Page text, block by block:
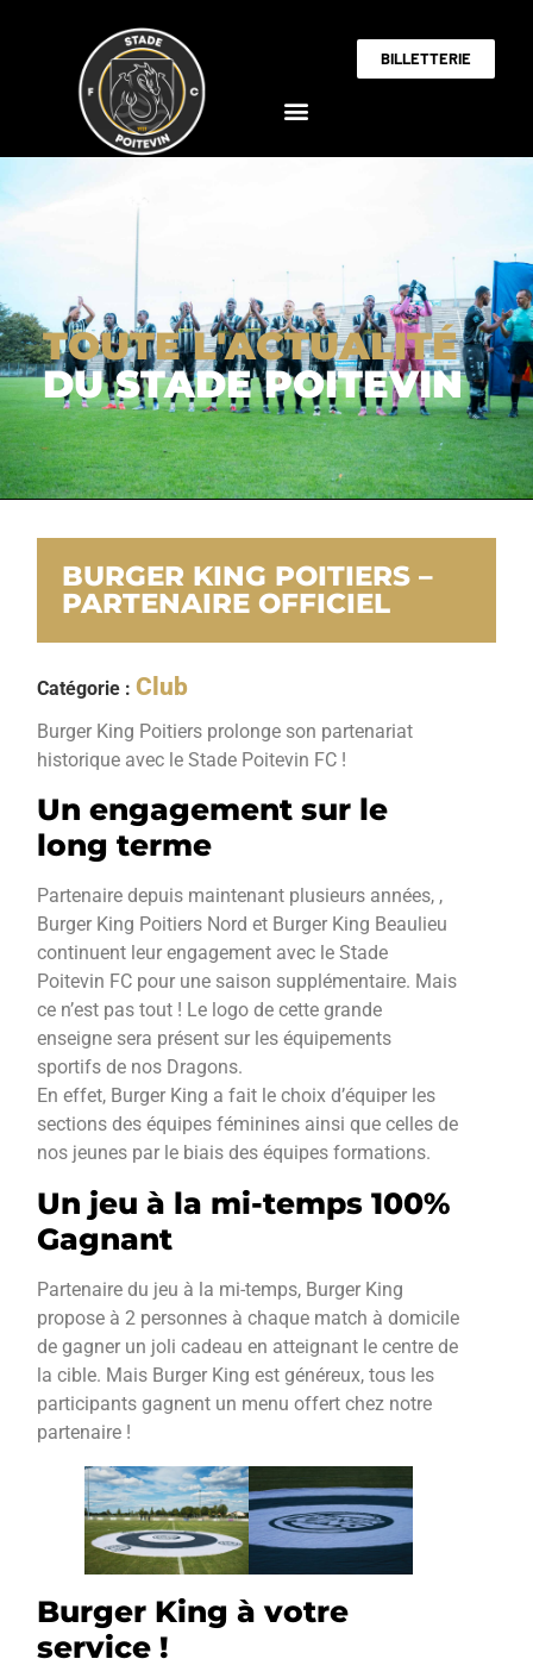
BILLETTERIE
TOUTE L'ACTUALITÉ
DU STADE POITEVIN
BURGER KING POITIERS –
PARTENAIRE OFFICIEL
Catégorie :Club
Burger King Poitiers prolonge son partenariat
historique avec le Stade Poitevin FC !
Un engagement sur le
long terme
Partenaire depuis maintenant plusieurs années, ,
Burger King Poitiers Nord et Burger King Beaulieu
continuent leur engagement avec le Stade
Poitevin FC pour une saison supplémentaire. Mais
ce n’est pas tout ! Le logo de cette grande
enseigne sera présent sur les équipements
sportifs de nos Dragons.
En effet, Burger King a fait le choix d’équiper les
sections des équipes féminines ainsi que celles de
nos jeunes par le biais des équipes formations.
Un jeu à la mi-temps 100%
Gagnant
Partenaire du jeu à la mi-temps, Burger King
propose à 2 personnes à chaque match à domicile
de gagner un joli cadeau en atteignant le centre de
la cible. Mais Burger King est généreux, tous les
participants gagnent un menu offert chez notre
partenaire !
Burger King à votre
service !